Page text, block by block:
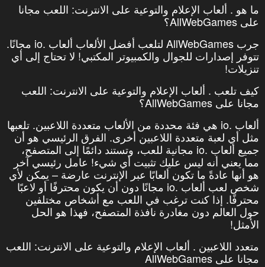
ما هو . ألعاب الإعلام والتوعية على الانترنت: اللعب مجانا
على AllWebGames؟
جرب AllWebGames لتلعب أفضل الألعاب ألعاب .io مجانًا.
تتوفر إصدارات للجوال والكمبيوتر المكتبي! لا تحتاج إلى أي
تنزيلات!
كيف تلعب . ألعاب الإعلام والتوعية على الانترنت: اللعب
مجانا على AllWebGames؟
ألعاب .io هي فئة محددة من الألعاب متعددة اللاعبين. تلعبها
مثل أي لعبة متعددة اللاعبين أخرى. الفرق الرئيسي هو أن
جميع ألعاب .io مجانية للعب، وتستند دائمًا إلى المتصفح،
مما يعني أنه ليس عليك تثبيت أي شيء! عامل رئيسي آخر
هو أنها عادةً ما تكون ألعابًا عبر الإنترنت عارضة – يمكن لأي
شخص لعب ألعاب .io مجانًا دون أن يكون محترفًا أو لاعبًا
محترفًا. إذا كنت ترغب في اللعب مع أشخاص مختلفين
حول العالم دون مغادرة نافذة المتصفح، فهذا هو الحل
الأمثل!
متعدد اللاعبين . ألعاب الإعلام والتوعية على الانترنت: اللعب
مجانا على AllWebGames